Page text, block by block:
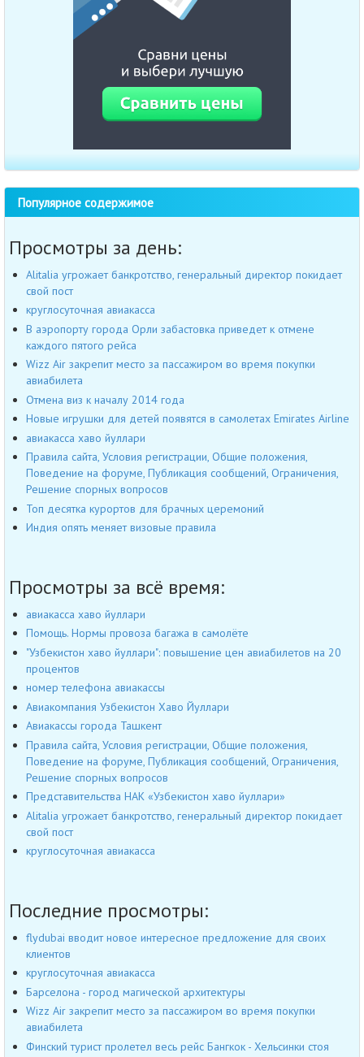
Популярное содержимое
Просмотры за день:
Alitalia угрожает банкротство, генеральный директор покидает
свой пост
круглосуточная авиакасса
В аэропорту города Орли забастовка приведет к отмене
каждого пятого рейса
Wizz Air закрепит место за пассажиром во время покупки
авиабилета
Отмена виз к началу 2014 года
Новые игрушки для детей появятся в самолетах Emirates Airline
авиакасса хаво йуллари
Правила сайта, Условия регистрации, Общие положения,
Поведение на форуме, Публикация сообщений, Ограничения,
Решение спорных вопросов
Топ десятка курортов для брачных церемоний
Индия опять меняет визовые правила
Просмотры за всё время:
авиакасса хаво йуллари
Помощь. Нормы провоза багажа в самолёте
"Узбекистон хаво йуллари": повышение цен авиабилетов на 20
процентов
номер телефона авиакассы
Авиакомпания Узбекистон Хаво Йуллари
Авиакассы города Ташкент
Правила сайта, Условия регистрации, Общие положения,
Поведение на форуме, Публикация сообщений, Ограничения,
Решение спорных вопросов
Представительства НАК «Узбекистон хаво йуллари»
Alitalia угрожает банкротство, генеральный директор покидает
свой пост
круглосуточная авиакасса
Последние просмотры:
flydubai вводит новое интересное предложение для своих
клиентов
круглосуточная авиакасса
Барселона - город магической архитектуры
Wizz Air закрепит место за пассажиром во время покупки
авиабилета
Финский турист пролетел весь рейс Бангкок - Хельсинки стоя